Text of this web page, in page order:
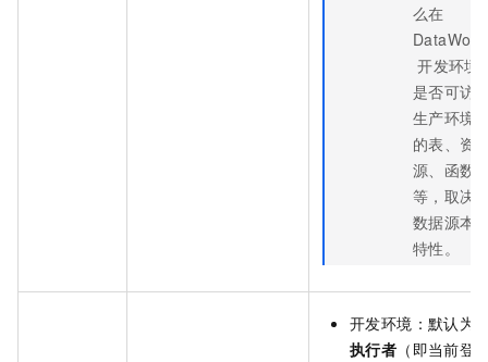
么在
开发环境
是否可访
生产环境
的表、资
源、函数
等，取决
数据源本
特性。
开发环境：默认为
执行者 （即当前登